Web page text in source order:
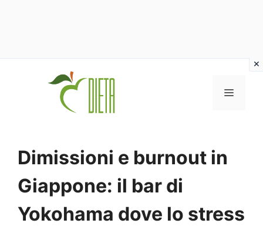
MENU
Dimissioni e burnout in
Giappone: il bar di
Yokohama dove lo stress